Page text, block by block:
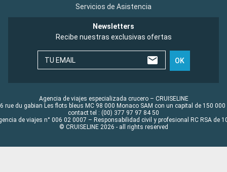
Servicios de Asistencia
Newsletters
Recibe nuestras exclusivas ofertas
TU EMAIL OK
Agencia de viajes especializada crucero – CRUISELINE
rue du gabian Les flots bleus MC 98 000 Monaco SAM con un capital de 150 000
contact tel : (00) 377 97 97 84 50
de viajes n° 006 02 0007 – Responsabilidad civil y profesional RC RSA de
© CRUISELINE 2026 - all rights reserved